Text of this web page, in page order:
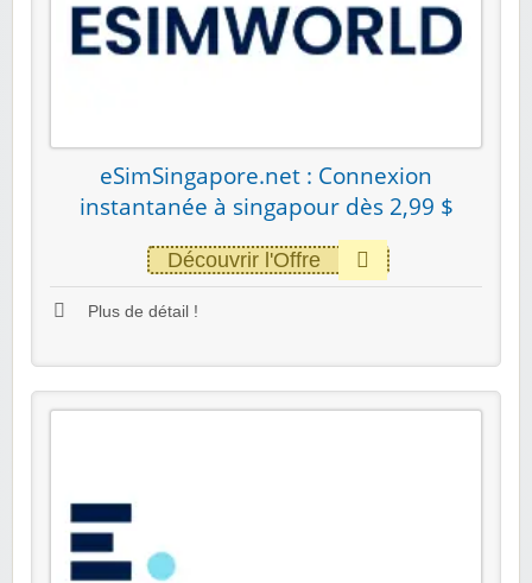
eSimSingapore.net : Connexion
instantanée à singapour dès 2,99 $
Découvrir l'Offre
Plus de détail !